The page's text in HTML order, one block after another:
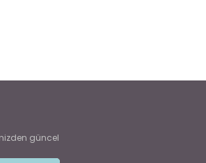
güncel